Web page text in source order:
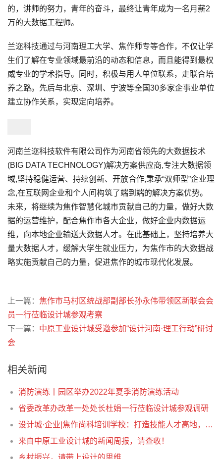
的，讲师的努力，青年的奋斗，最终让青年成为一名月薪2
万的大数据工程师。
兰迩科技通过与河南理工大学、焦作师专等合作，不仅让学
生们了解在专业领域最前沿的动态和信息，而且能得到最权
威专业的学术指导。同时，积极与用人单位联系，走联合培
养之路。先后与北京、深圳、宁波等全国30多家企事业单位
建立协作关系，实现定向培养。
河南兰迩科技软件有限公司作为河南省领先的大数据技术
(BIG DATA TECHNOLOGY)解决方案供应商,专注大数据领
域,坚持稳健运营、持续创新、开放合作,秉承“双师型”企业理
念,在互联网企业和个人间构筑了端到端的解决方案优势。
未来，将继续为焦作智慧化城市贡献自己的力量，做好大数
据的运营维护，配合焦作市各大企业，做好企业内数据运
维，向本地企业输送大数据人才。在此基础上，坚持培养大
量大数据人才，缓解大学生就业压力，为焦作市的大数据战
略实施贡献自己的力量，促进焦作的城市现代化发展。
上一篇： 焦作市马村区统战部副部长孙永伟带领区新联会会
员一行莅临设计城参观考察
下一篇： 中原工业设计城受邀参加“设计河南·理工行动”研讨
会
相关新闻
消防演练丨园区举办2022年夏季消防演练活动
省委改革办改革一处处长杜娟一行莅临设计城参观调研
设计城·企业|焦作尚科培训学校：打造技能人才高地，真正实现“持证”上岗
来自中原工业设计城的新闻周报，请查收！